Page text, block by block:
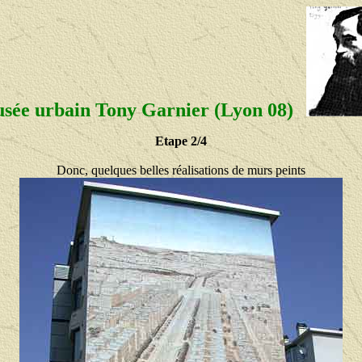
urbain Tony Garnier (Lyon 08)
Etape 2/4
Donc, quelques belles réalisations de murs peints